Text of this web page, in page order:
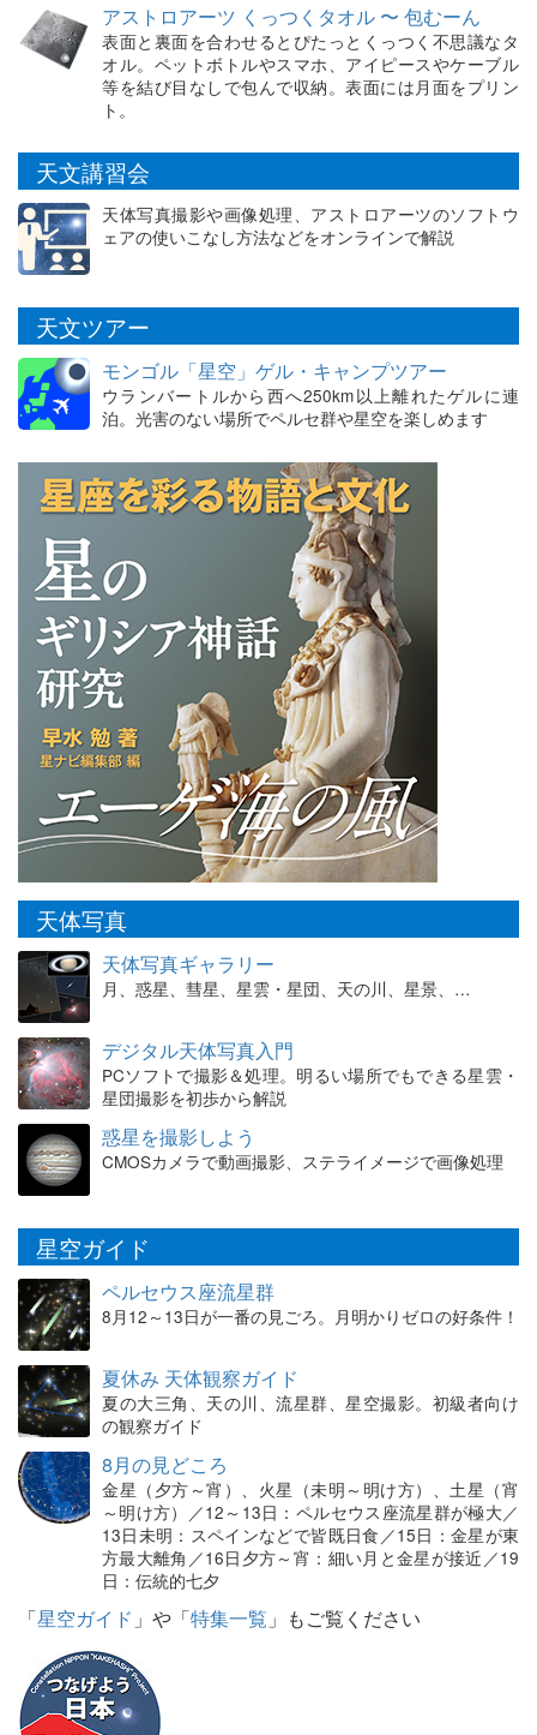
アストロアーツ くっつくタオル 〜 包むーん
表面と裏面を合わせるとぴたっとくっつく不思議なタ
オル。ペットボトルやスマホ、アイピースやケーブル
等を結び目なしで包んで収納。表面には月面をプリン
ト。
天文講習会
天体写真撮影や画像処理、アストロアーツのソフトウ
ェアの使いこなし方法などをオンラインで解説
天文ツアー
モンゴル「星空」ゲル・キャンプツアー
ウランバートルから西へ250km以上離れたゲルに連
泊。光害のない場所でペルセ群や星空を楽しめます
天体写真
天体写真ギャラリー
月、惑星、彗星、星雲・星団、天の川、星景、…
デジタル天体写真入門
PCソフトで撮影＆処理。明るい場所でもできる星雲・
星団撮影を初歩から解説
惑星を撮影しよう
CMOSカメラで動画撮影、ステライメージで画像処理
星空ガイド
ペルセウス座流星群
8月12～13日が一番の見ごろ。月明かりゼロの好条件！
夏休み 天体観察ガイド
夏の大三角、天の川、流星群、星空撮影。初級者向け
の観察ガイド
8月の見どころ
金星（夕方～宵）、火星（未明～明け方）、土星（宵
～明け方）／12～13日：ペルセウス座流星群が極大／
13日未明：スペインなどで皆既日食／15日：金星が東
方最大離角／16日夕方～宵：細い月と金星が接近／19
日：伝統的七夕
「星空ガイド 」や「特集一覧 」もご覧ください